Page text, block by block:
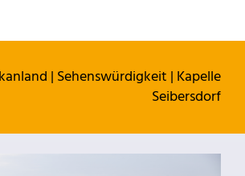
| Sehenswürdigkeit | Kapelle
Seibersdorf